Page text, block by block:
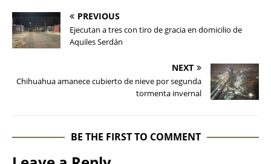
PREVIOUS
Ejecutan a tres con tiro de gracia en domicilio de
Aquiles Serdán
NEXT
Chihuahua amanece cubierto de nieve por segunda
tormenta invernal
BE THE FIRST TO COMMENT